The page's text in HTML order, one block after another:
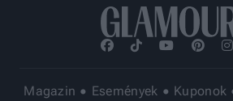
Magazin Események Kuponok